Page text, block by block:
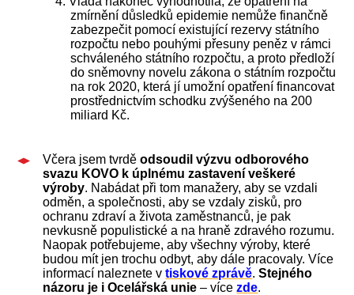
zmírnění důsledků epidemie nemůže finančně
zabezpečit pomocí existující rezervy státního
rozpočtu nebo pouhými přesuny peněz v rámci
schváleného státního rozpočtu, a proto předloží
do sněmovny novelu zákona o státním rozpočtu
na rok 2020, která jí umožní opatření financovat
prostřednictvím schodku zvýšeného na 200
miliard Kč.
Včera jsem tvrděodsoudil výzvu odborového
svazu KOVO k úplnému zastavení veškeré
výroby. Nabádat při tom manažery, aby se vzdali
odměn, a společnosti, aby se vzdaly zisků, pro
ochranu zdraví a života zaměstnanců, je pak
nevkusně populistické a na hraně zdravého rozumu.
Naopak potřebujeme, aby všechny výroby, které
budou mít jen trochu odbyt, aby dále pracovaly. Více
informací naleznete vtiskové zprávě.Stejného
názoru je i Ocelářská unie – vícezde.